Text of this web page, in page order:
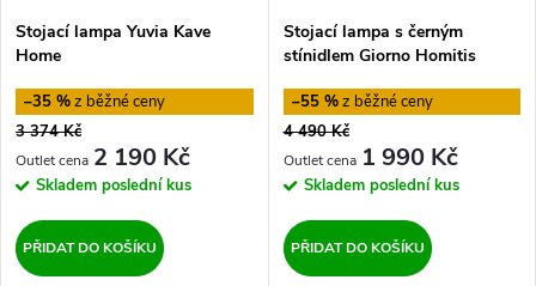
Stojací lampa Yuvia Kave
Home
–35 %
3 374 Kč
2 190 Kč
Skladem poslední kus
PŘIDAT DO KOŠÍKU
Stojací lampa s černým
stínidlem Giorno Homitis
–55 %
4 490 Kč
1 990 Kč
Skladem poslední kus
PŘIDAT DO KOŠÍKU